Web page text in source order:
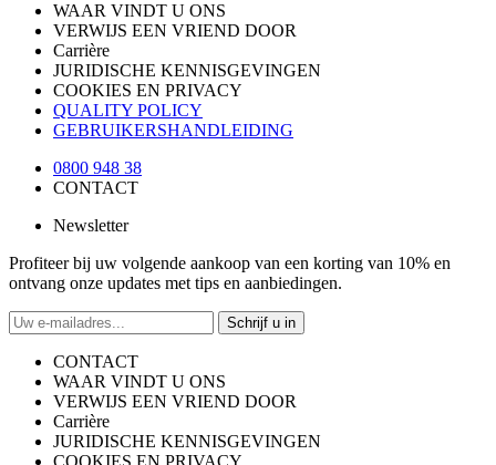
WAAR VINDT U ONS
VERWIJS EEN VRIEND DOOR
Carrière
JURIDISCHE KENNISGEVINGEN
COOKIES EN PRIVACY
QUALITY POLICY
GEBRUIKERSHANDLEIDING
0800 948 38
CONTACT
Newsletter
Profiteer bij uw volgende aankoop van een korting van 10% en
ontvang onze updates met tips en aanbiedingen.
Schrijf u in
CONTACT
WAAR VINDT U ONS
VERWIJS EEN VRIEND DOOR
Carrière
JURIDISCHE KENNISGEVINGEN